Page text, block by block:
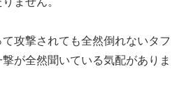
攻撃されても全然倒れないタフ
が全然聞いている気配がありま